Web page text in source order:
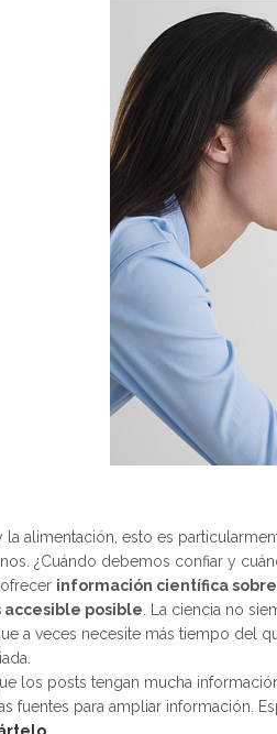
la alimentación, esto es
¿Cuándo debemos confiar y
información científica
accesible posible. La ciencia no
a veces necesite más tiempo del
los posts tengan mucha
fuentes para ampliar información.